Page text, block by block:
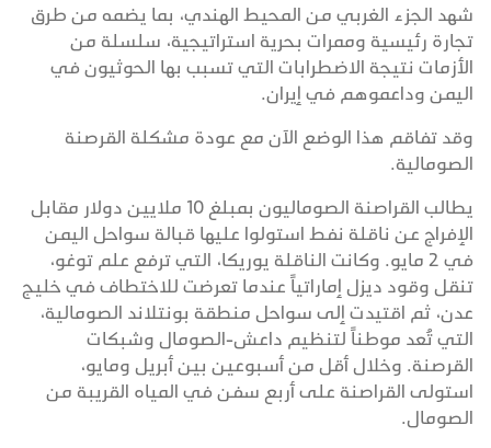
شهد الجزء الغربي من المحيط الهندي، بما يضمه من طرق
تجارة رئيسية وممرات بحرية استراتيجية، سلسلة من
الأزمات نتيجة الاضطرابات التي تسبب بها الحوثيون في
اليمن وداعموهم في إيران.
وقد تفاقم هذا الوضع الآن مع عودة مشكلة القرصنة
الصومالية.
يطالب القراصنة الصوماليون بمبلغ 10 ملايين دولار مقابل
الإفراج عن ناقلة نفط استولوا عليها قبالة سواحل اليمن
في 2 مايو. وكانت الناقلة يوريكا، التي ترفع علم توغو،
تنقل وقود ديزل إماراتياً عندما تعرضت للاختطاف في خليج
عدن، ثم اقتيدت إلى سواحل منطقة بونتلاند الصومالية،
التي تُعد موطناً لتنظيم داعش-الصومال وشبكات
القرصنة. وخلال أقل من أسبوعين بين أبريل ومايو،
استولى القراصنة على أربع سفن في المياه القريبة من
الصومال.